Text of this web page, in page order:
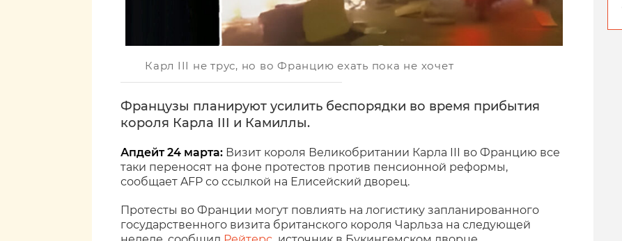
Карл III не трус, но во Францию ехать пока не хочет
Французы планируют усилить беспорядки во время прибытия
короля Карла III и Камиллы.
Апдейт 24 марта: Визит короля Великобритании Карла III во Францию все
таки переносят на фоне протестов против пенсионной реформы,
сообщает AFP со ссылкой на Елисейский дворец.
Протесты во Франции могут повлиять на логистику запланированного
государственного визита британского короля Чарльза на следующей